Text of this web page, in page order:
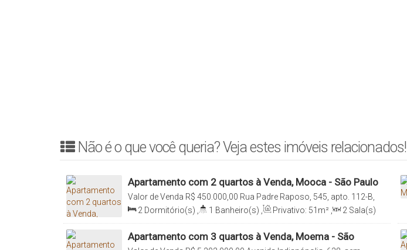
Não é o que você queria? Veja estes imóveis relacionados!
Apartamento com 2 quartos à Venda, Mooca - São Paulo
R$ 450.000,00
Valor de Venda
Rua Padre Raposo, 545, apto. 112-B,
03118-000, Mooca, São Paulo, São Paulo, Brasil
2 Dormitório(s) 1 Banheiro(s) Privativo: 51m² 2 Sala(s)
Apartamento com 3 quartos à Venda, Moema - São